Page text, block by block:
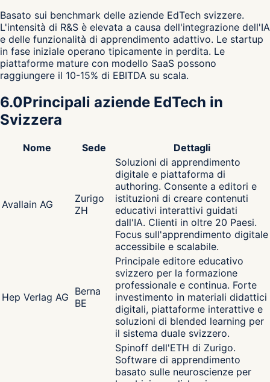
Basato sui benchmark delle aziende EdTech svizzere.
L'intensità di R&S è elevata a causa dell'integrazione dell'IA
e delle funzionalità di apprendimento adattivo. Le startup
in fase iniziale operano tipicamente in perdita. Le
piattaforme mature con modello SaaS possono
raggiungere il 10-15% di EBITDA su scala.
6.0Principali aziende EdTech in
Svizzera
Nome Sede Dettagli
Avallain AG
Zurigo
ZH
Soluzioni di apprendimento
digitale e piattaforma di
authoring. Consente a editori e
istituzioni di creare contenuti
educativi interattivi guidati
dall'IA. Clienti in oltre 20 Paesi.
Focus sull'apprendimento digitale
accessibile e scalabile.
Hep Verlag AG Berna
BE
Principale editore educativo
svizzero per la formazione
professionale e continua. Forte
investimento in materiali didattici
digitali, piattaforme interattive e
soluzioni di blended learning per
il sistema duale svizzero.
Spinoff dell'ETH di Zurigo.
Software di apprendimento
basato sulle neuroscienze per